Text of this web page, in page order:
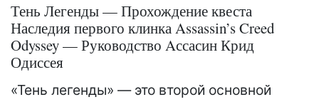
Тень Легенды — Прохождение квеста
Наследия первого клинка Assassin’s Creed
Odyssey — Руководство Aссасин Крид
Одиссея
«Тень легенды» — это второй основной